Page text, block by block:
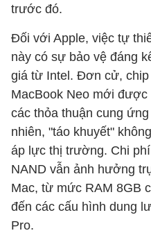
trước đó.
Đối với Apple, việc tự
này có sự bảo vệ đáng
giá từ Intel. Đơn cử, chip
MacBook Neo mới
các thỏa thuận cung
nhiên, "táo khuyết"
áp lực thị trường. Chi
NAND vẫn ảnh hưởng
Mac, từ mức RAM 8GB
đến các cấu hình dung
Pro.